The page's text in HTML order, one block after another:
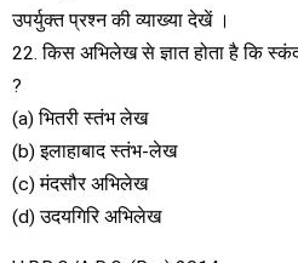
उपर्युक्त प्रश्न की व्याख्या देखें ।
22. किस अभिलेख से ज्ञात होता है कि
?
(a) भितरी स्तंभ लेख
(b) इलाहाबाद स्तंभ-लेख
(c) मंदसौर अभिलेख
(d) उदयगिरि अभिलेख